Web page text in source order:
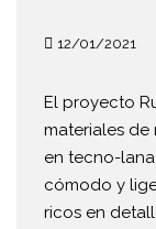
12/01/2021
El proyecto
materiales
en tecno-
cómodo y
ricos en